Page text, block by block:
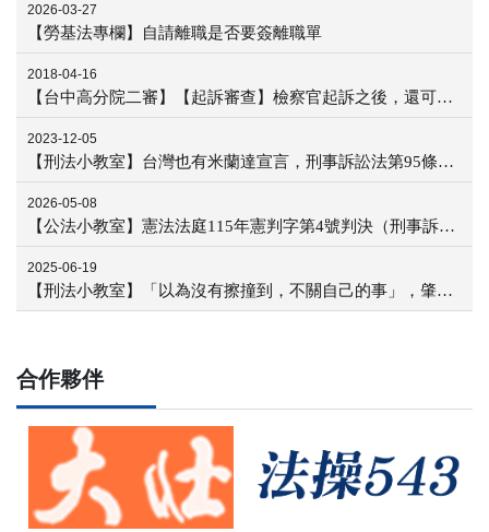
2026-03-27
【勞基法專欄】自請離職是否要簽離職單
2018-04-16
【台中高分院二審】【起訴審查】檢察官起訴之後，還可以自己去偵查嗎？
2023-12-05
【刑法小教室】台灣也有米蘭達宣言，刑事訴訟法第95條到底是什麼？
2026-05-08
【公法小教室】憲法法庭115年憲判字第4號判決（刑事訴訟上訴不可分原則適用範圍案）
2025-06-19
【刑法小教室】「以為沒有擦撞到，不關自己的事」，肇事逃逸怎麼認定？
合作夥伴